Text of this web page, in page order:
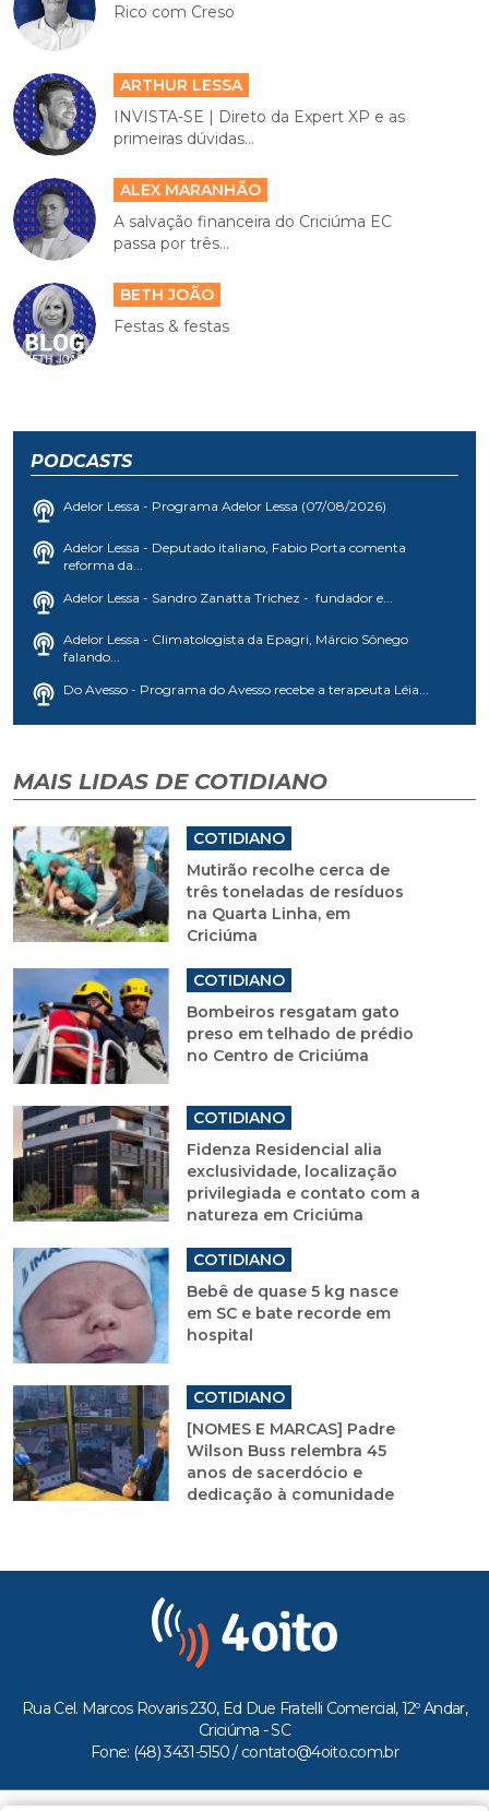
Rico com Creso
ARTHUR LESSA
INVISTA-SE | Direto da Expert XP e as
primeiras dúvidas...
ALEX MARANHÃO
A salvação financeira do Criciúma EC
passa por três...
BETH JOÃO
Festas & festas
PODCASTS
Adelor Lessa - Programa Adelor Lessa (07/08/2026)
Adelor Lessa - Deputado italiano, Fabio Porta comenta
reforma da...
Adelor Lessa - Sandro Zanatta Trichez - fundador e...
Adelor Lessa - Climatologista da Epagri, Márcio Sônego
falando...
Do Avesso - Programa do Avesso recebe a terapeuta Léia...
MAIS LIDAS DE COTIDIANO
COTIDIANO
Mutirão recolhe cerca de
três toneladas de resíduos
na Quarta Linha, em
Criciúma
COTIDIANO
Bombeiros resgatam gato
preso em telhado de prédio
no Centro de Criciúma
COTIDIANO
Fidenza Residencial alia
exclusividade, localização
privilegiada e contato com a
natureza em Criciúma
COTIDIANO
Bebê de quase 5 kg nasce
em SC e bate recorde em
hospital
COTIDIANO
[NOMES E MARCAS] Padre
Wilson Buss relembra 45
anos de sacerdócio e
dedicação à comunidade
Rua Cel. Marcos Rovaris 230, Ed Due Fratelli Comercial, 12º Andar,
Criciúma - SC
Fone: (48) 3431-5150 / contato@4oito.com.br